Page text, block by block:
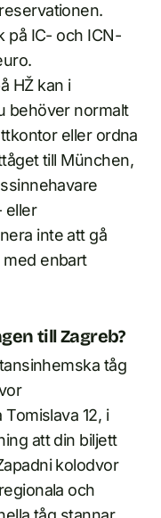
på IC- och ICN-
HŽ kan i
behöver normalt
eller ordna
till München,
eller
inte att gå
enbart
till Zagreb?
tåg
12, i
att din biljett
kolodvor
och